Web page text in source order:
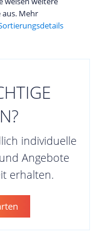
Mehr
individuelle
Angebote
erhalten.